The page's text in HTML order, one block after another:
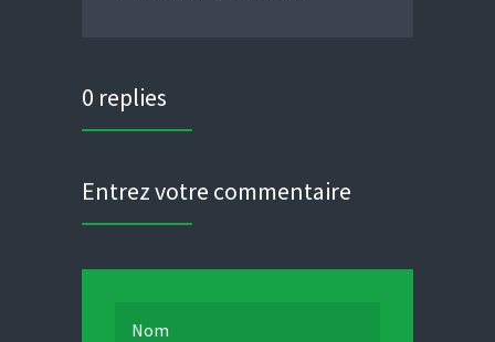
0 replies
Entrez votre commentaire
Nom